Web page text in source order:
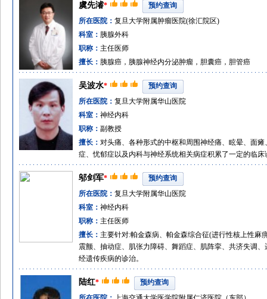
虞先濬*
预约查询
所在医院： 复旦大学附属肿瘤医院(徐汇院区)
科室： 胰腺外科
职称： 主任医师
擅长： 胰腺癌，胰腺神经内分泌肿瘤，胆囊癌，胆管癌
吴波水*
预约查询
所在医院： 复旦大学附属华山医院
科室： 神经内科
职称： 副教授
擅长： 对头痛、各种形式的中枢和周围神经痛、眩晕、面
症、忧郁症以及内科与神经系统相关病症积累了一定的临床
邬剑军*
预约查询
所在医院： 复旦大学附属华山医院
科室： 神经内科
职称： 主任医师
擅长： 主要针对:帕金森病、帕金森综合征(进行性核上性麻
震颤、抽动症、肌张力障碍、舞蹈症、肌阵挛、共济失调
经遗传疾病的诊治。
陆红*
预约查询